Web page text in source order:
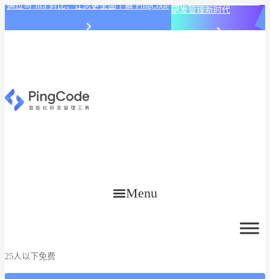
通过与 Jira 对比，让您更全面了解 PingCode 研发管理新时代
Menu
25人以下免费